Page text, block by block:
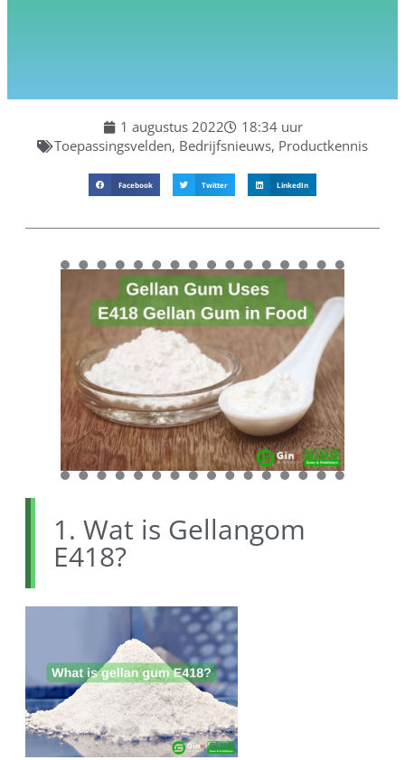
1 augustus 2022
18:34 uur
Toepassingsvelden, Bedrijfsnieuws, Productkennis
Facebook Twitter LinkedIn
1. Wat is Gellangom
E418?